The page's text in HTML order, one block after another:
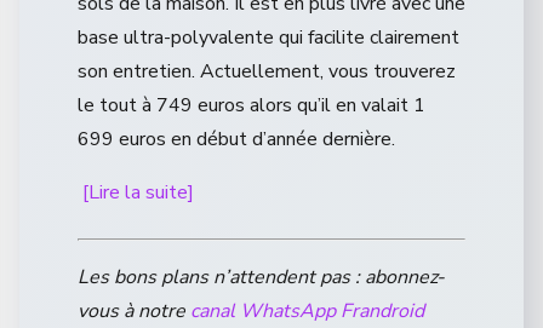
base ultra-polyvalente qui facilite clairement
son entretien. Actuellement, vous trouverez
le tout à 749 euros alors qu’il en valait 1
699 euros en début d’année dernière.
[Lire la suite]
Les bons plans n’attendent pas : abonnez-
vous à notre canal WhatsApp Frandroid